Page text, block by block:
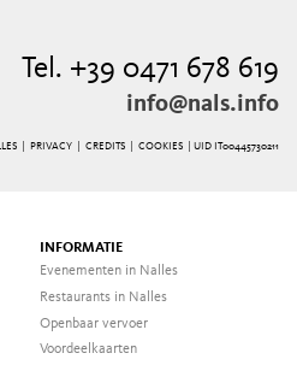
Tel. +39 0471 678 619
info@nals.info
| PRIVACY| CREDITS| COOKIES | UID IT00445730211
INFORMATIE
Evenementen in Nalles
Restaurants in Nalles
Openbaar vervoer
Voordeelkaarten